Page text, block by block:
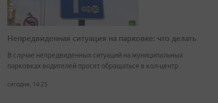
Непредвиденная ситуация на парковке: что делать
В случае непредвиденных ситуаций на муниципальных
парковках водителей просят обращаться в кол-центр
сегодня, 14:25